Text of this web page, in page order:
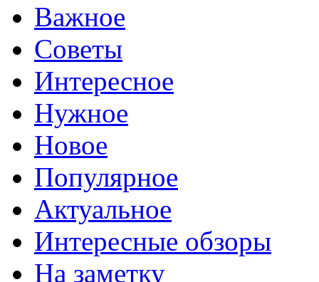
Важное
Советы
Интересное
Нужное
Новое
Популярное
Актуальное
Интересные обзоры
На заметку